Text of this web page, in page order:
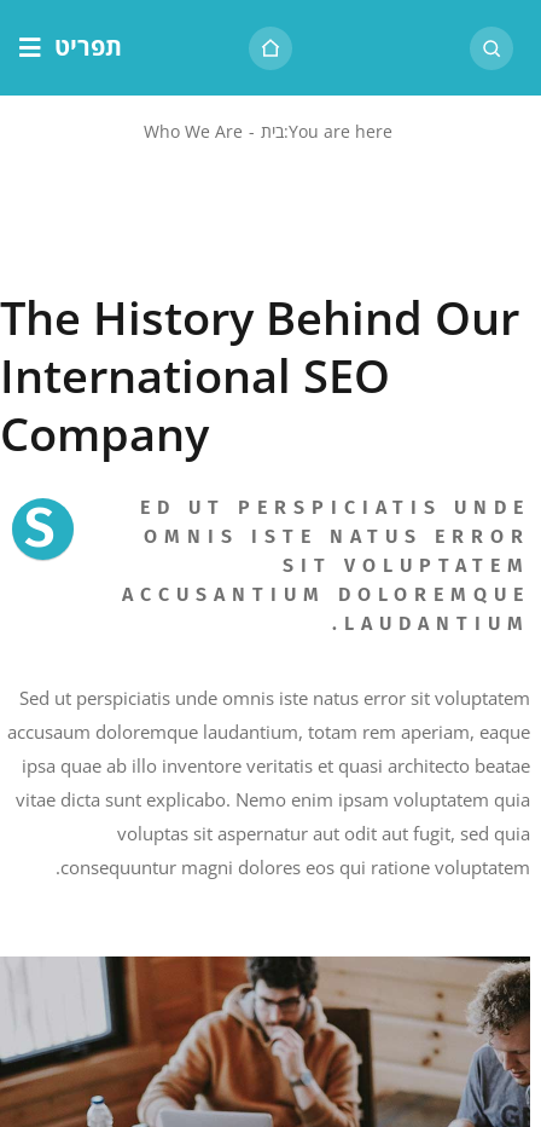
לתוכן
תפריט
מאמרים
נושאים
שיעורים
You are here
:בית -
Who We Are
The History Behind Our
International SEO
Company
S
ED UT PERSPICIATIS UNDE
OMNIS ISTE NATUS ERROR
SIT VOLUPTATEM
ACCUSANTIUM DOLOREMQUE
LAUDANTIUM.
Sed ut perspiciatis unde omnis iste natus error sit voluptatem
accusaum doloremque laudantium, totam rem aperiam, eaque
ipsa quae ab illo inventore veritatis et quasi architecto beatae
vitae dicta sunt explicabo. Nemo enim ipsam voluptatem quia
voluptas sit aspernatur aut odit aut fugit, sed quia
consequuntur magni dolores eos qui ratione voluptatem.